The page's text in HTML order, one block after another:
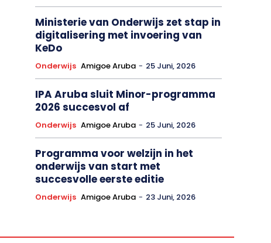
Ministerie van Onderwijs zet stap in
digitalisering met invoering van
KeDo
Onderwijs Amigoe Aruba - 25 Juni, 2026
IPA Aruba sluit Minor-programma
2026 succesvol af
Onderwijs Amigoe Aruba - 25 Juni, 2026
Programma voor welzijn in het
onderwijs van start met
succesvolle eerste editie
Onderwijs Amigoe Aruba - 23 Juni, 2026